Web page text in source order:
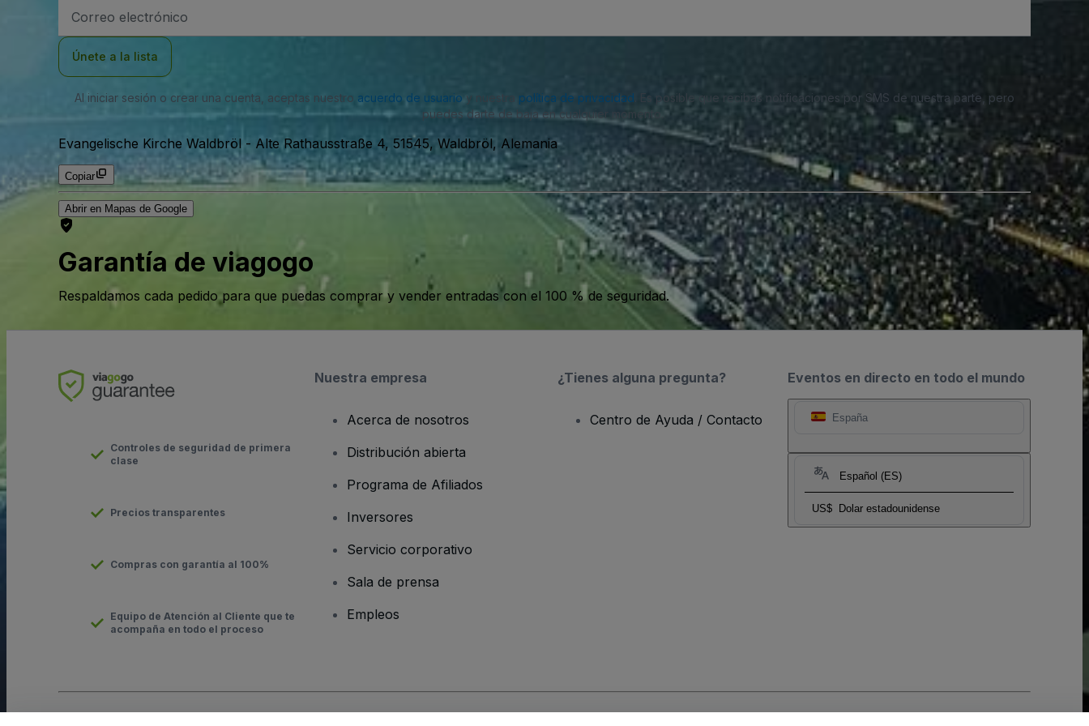
de
Únete a la lista
Al iniciar sesión o crear una cuenta, aceptas nuestro acuerdo de usuarioy nuestra política de privacidad . Es posible que recibas notificaciones por SMS de nuestra parte, pero
puedes darte de baja en cualquier momento.
Evangelische Kirche Waldbröl - Alte Rathausstraße 4, 51545, Waldbröl, Alemania
Copiar
Abrir en Mapas de Google
Garantía de viagogo
Respaldamos cada pedido para que puedas comprar y vender entradas con el 100 % de seguridad.
Eventos en directo en todo el mundo
España
Español (ES)
US$ Dolar estadounidense
Controles de seguridad de primera
clase
Precios transparentes
Compras con garantía al 100%
Equipo de Atención al Cliente que te
acompaña en todo el proceso
Nuestra empresa
Acerca de nosotros
Distribución abierta
Programa de Afiliados
Inversores
Servicio corporativo
Sala de prensa
Empleos
¿Tienes alguna pregunta?
Centro de Ayuda / Contacto